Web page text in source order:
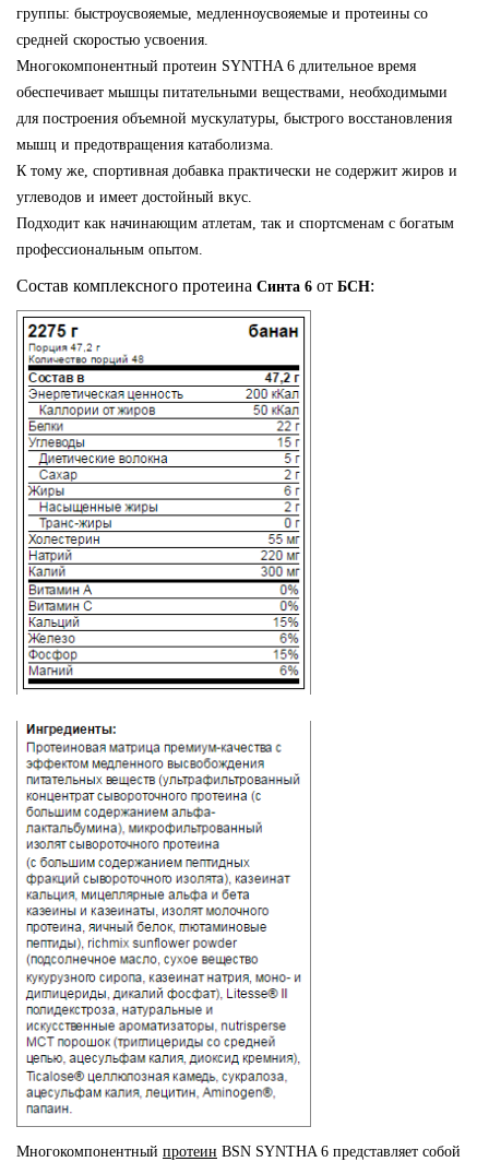
группы: быстроусвояемые, медленноусвояемые и протеины со
средней скоростью усвоения.
Многокомпонентный протеин SYNTHA 6 длительное время
обеспечивает мышцы питательными веществами, необходимыми
для построения объемной мускулатуры, быстрого восстановления
мышц и предотвращения катаболизма.
К тому же, спортивная добавка практически не содержит жиров и
углеводов и имеет достойный вкус.
Подходит как начинающим атлетам, так и спортсменам с богатым
профессиональным опытом.
Состав комплексного протеина Синта 6 от БСН:
Многокомпонентный протеин BSN SYNTHA 6 представляет собой